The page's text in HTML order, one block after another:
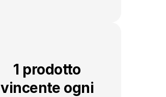
1 prodotto
vincente ogni